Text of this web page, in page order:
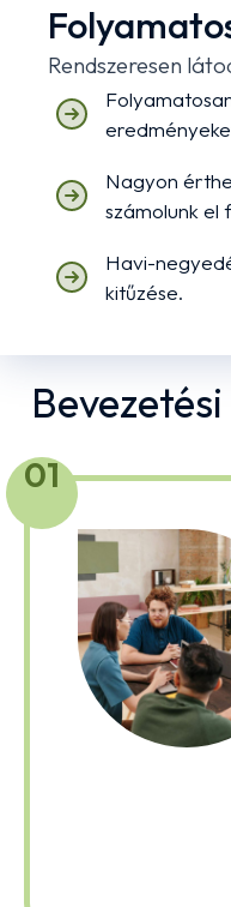
Rendszeresen
Nagyon
számolunk el
Havi-
kitűzése.
01